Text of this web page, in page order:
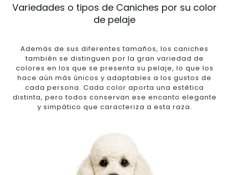
Variedades o tipos de Caniches por su color
de pelaje
Además de sus diferentes tamaños, los caniches
también se distinguen por la gran variedad de
colores en los que se presenta su pelaje, lo que los
hace aún más únicos y adaptables a los gustos de
cada persona. Cada color aporta una estética
distinta, pero todos conservan ese encanto elegante
y simpático que caracteriza a esta raza.